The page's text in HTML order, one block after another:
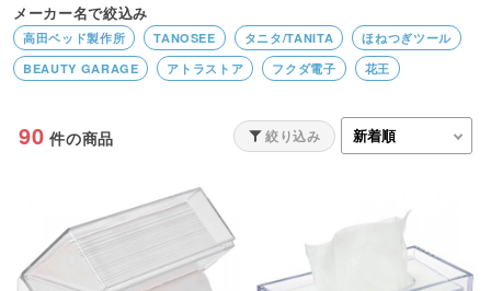
メーカー名で絞込み
高田ベッド製作所 TANOSEE タニタ/TANITA
ほねつぎツール
BEAUTY GARAGE
アトラストア フクダ電子 花王
90 件の商品 絞り込み